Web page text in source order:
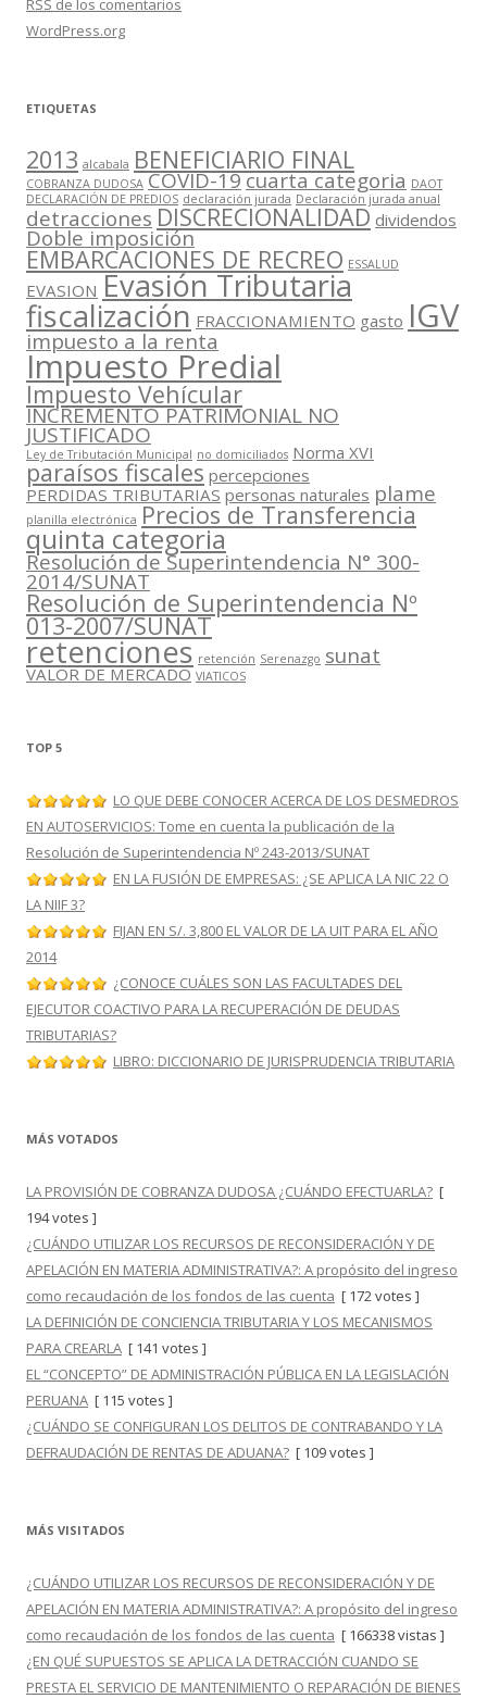
RSS de los comentarios
WordPress.org
ETIQUETAS
2013 alcabala BENEFICIARIO FINAL
COBRANZA DUDOSA COVID-19cuarta categoria DAOT
DECLARACIÓN DE PREDIOS declaración jurada Declaración jurada anual
detracciones DISCRECIONALIDAD dividendos
Doble imposición
EMBARCACIONES DE RECREO ESSALUD
EVASION Evasión Tributaria
fiscalización FRACCIONAMIENTO gasto IGV
impuesto a la renta
Impuesto Predial
Impuesto Vehícular
INCREMENTO PATRIMONIAL NO
JUSTIFICADO
Ley de Tributación Municipal no domiciliados Norma XVI
paraísos fiscales percepciones
PERDIDAS TRIBUTARIAS personas naturales plame
planilla electrónica Precios de Transferencia
quinta categoria
Resolución de Superintendencia N° 300-
2014/SUNAT
Resolución de Superintendencia Nº
013-2007/SUNAT
retenciones retención Serenazgo sunat
VALOR DE MERCADO VIATICOS
TOP 5
LO QUE DEBE CONOCER ACERCA DE LOS DESMEDROS
EN AUTOSERVICIOS: Tome en cuenta la publicación de la
Resolución de Superintendencia Nº 243-2013/SUNAT
EN LA FUSIÓN DE EMPRESAS: ¿SE APLICA LA NIC 22 O
LA NIIF 3?
FIJAN EN S/. 3,800 EL VALOR DE LA UIT PARA EL AÑO
2014
¿CONOCE CUÁLES SON LAS FACULTADES DEL
EJECUTOR COACTIVO PARA LA RECUPERACIÓN DE DEUDAS
TRIBUTARIAS?
LIBRO: DICCIONARIO DE JURISPRUDENCIA TRIBUTARIA
MÁS VOTADOS
LA PROVISIÓN DE COBRANZA DUDOSA ¿CUÁNDO EFECTUARLA? [
194 votes ]
¿CUÁNDO UTILIZAR LOS RECURSOS DE RECONSIDERACIÓN Y DE
APELACIÓN EN MATERIA ADMINISTRATIVA?: A propósito del ingreso
como recaudación de los fondos de las cuenta [ 172 votes ]
LA DEFINICIÓN DE CONCIENCIA TRIBUTARIA Y LOS MECANISMOS
PARA CREARLA [ 141 votes ]
EL “CONCEPTO” DE ADMINISTRACIÓN PÚBLICA EN LA LEGISLACIÓN
PERUANA [ 115 votes ]
¿CUÁNDO SE CONFIGURAN LOS DELITOS DE CONTRABANDO Y LA
DEFRAUDACIÓN DE RENTAS DE ADUANA? [ 109 votes ]
MÁS VISITADOS
¿CUÁNDO UTILIZAR LOS RECURSOS DE RECONSIDERACIÓN Y DE
APELACIÓN EN MATERIA ADMINISTRATIVA?: A propósito del ingreso
como recaudación de los fondos de las cuenta [ 166338 vistas ]
¿EN QUÉ SUPUESTOS SE APLICA LA DETRACCIÓN CUANDO SE
PRESTA EL SERVICIO DE MANTENIMIENTO O REPARACIÓN DE BIENES